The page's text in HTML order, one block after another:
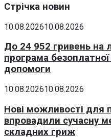
Стрічка новин
10.08.202610.08.2026
До 24 952 гривень на
програма
допомоги
10.08.202610.08.2026
Нові можливості для
впровадили сучасну
складних гриж